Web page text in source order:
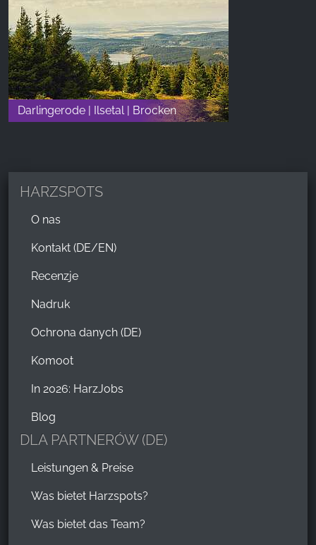
Darlingerode | Ilsetal | Brocken
HARZSPOTS
O nas
Kontakt (DE/EN)
Recenzje
Nadruk
Ochrona danych (DE)
Komoot
In 2026: HarzJobs
Blog
DLA PARTNERÓW (DE)
Leistungen & Preise
Was bietet Harzspots?
Was bietet das Team?